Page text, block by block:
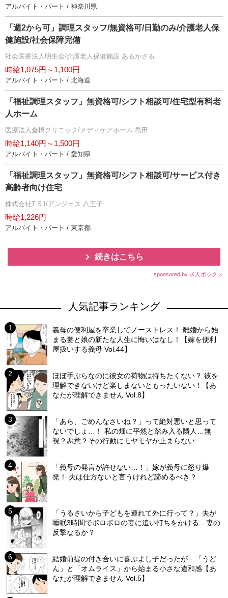
アルバイト・パート / 神奈川県
「週2から可」調理スタッフ/無資格可/日勤のみ/介護老人保
健施設/社会保障完備
社会医療法人明生会/介護老人保健施設 あるかさる
時給1,075円～1,100円
アルバイト・パート / 北海道
「福祉調理スタッフ」無資格可/シフト相談可/住宅型有料老
人ホーム
医療法人倉橋クリニック/メディケアホーム 島田
時給1,140円～1,500円
アルバイト・パート / 愛知県
「福祉調理スタッフ」無資格可/シフト相談可/サービス付き
高齢者向け住宅
株式会社T.S.I/アンジェス 八王子
時給1,226円
アルバイト・パート / 東京都
続きはこちら
sponsored by 求人ボックス
人気記事ランキング
義母の便利屋を卒業してノーストレス！ 離婚から始
まる妻と娘の新たな人生に悔いはなし！【嫁を便利
屋扱いする義母 Vol.44】
ほぼ手ぶらなのに彼女の荷物は持ちたくない？ 彼を
理解できないけど楽しまないともったいない！【あ
なたが理解できません Vol.8】
「あら、ごめんなさいね？」って絶対悪いと思って
ないでしょ…！ 私の畑に平然と踏み入る隣人…無
視？悪意？その行動にモヤモヤが止まらない
「義母の発言が許せない…！」嫁が義母に怒り爆
発！ 夫は仕方ないと言うけれど諦めるべき？
「うるさいから子どもを連れて外に行って？」夫が
睡眠3時間でボロボロの妻に追い打ちをかける…妻の
反撃なるか？
結婚前提の付き合いに喜ぶよし子だったが…「うど
ん」と「オムライス」から始まる小さな違和感【あ
なたが理解できません Vol.5】